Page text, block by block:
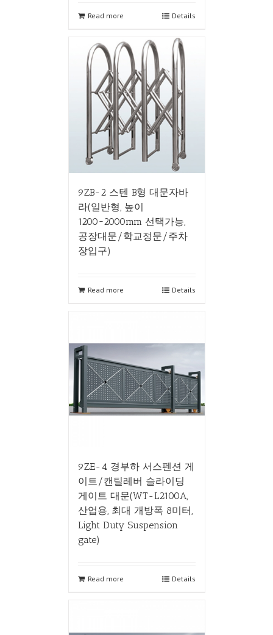
Read more Details
9ZB-2 스텐 B형 대문자바
라(일반형, 높이
1200~2000mm 선택가능,
공장대문/학교정문/주차
장입구)
Read more Details
9ZE-4 경부하 서스펜션 게
이트/캔틸레버 슬라이딩
게이트 대문(WT-L2100A,
산업용, 최대 개방폭 8미터,
Light Duty Suspension
gate)
Read more Details